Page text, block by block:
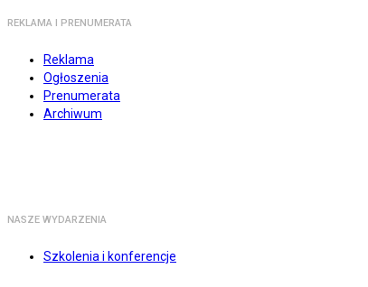
REKLAMA I PRENUMERATA
Reklama
Ogłoszenia
Prenumerata
Archiwum
NASZE WYDARZENIA
Szkolenia i konferencje